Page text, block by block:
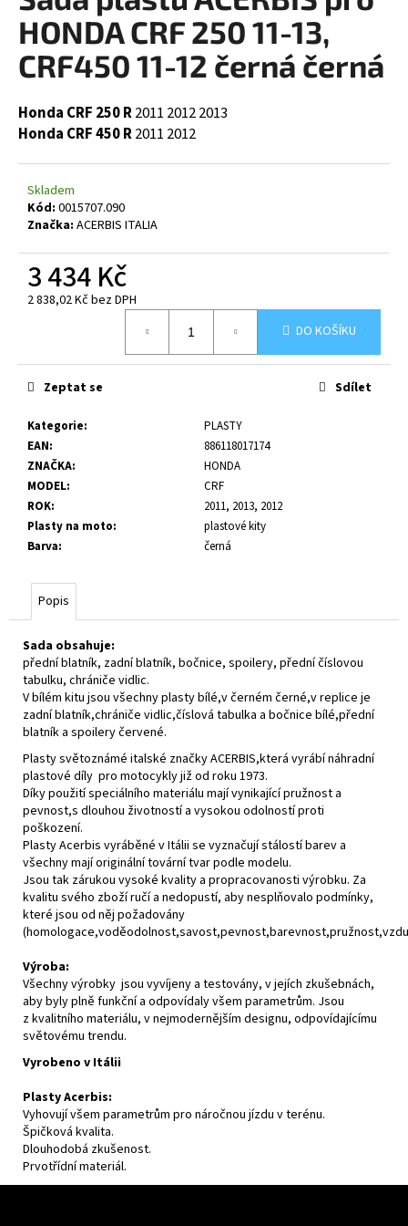
0,0
5
hvězdiček.
HONDA CRF 250 11-13,
CRF450 11-12 černá černá
Honda CRF 250 R2011 20122013
Honda CRF 450 R2011 2012
Skladem
Kód: 0015707.090
Značka: ACERBIS ITALIA
3 434 Kč
2 838,02 Kč bez DPH
DO KOŠÍKU
Kategorie:
PLASTY
EAN:
886118017174
ZNAČKA:
HONDA
MODEL:
CRF
ROK:
2011, 2013, 2012
Plasty na moto:
plastové kity
Barva: černá
Zeptat se Sdílet
Popis
Sada obsahuje:
přední blatník, zadní blatník, bočnice, spoilery, přední číslovou
tabulku, chrániče vidlic.
V bílém kitu jsou všechny plasty bílé,v černém černé,v replice je
zadní blatník,chrániče vidlic,číslová tabulka a bočnice bílé,přední
blatník a spoilery červené.
Plasty světoznámé italské značky ACERBIS,která vyrábí náhradní
plastové díly pro motocykly již od roku 1973.
Díky použití speciálního materiálu mají vynikající pružnost a
pevnost,s dlouhou životností a vysokou odolností proti
poškození.
Plasty Acerbis vyráběné v Itálii se vyznačují stálostí barev a
všechny mají originální tovární tvar podle modelu.
Jsou tak zárukou vysoké kvality a propracovanosti výrobku. Za
kvalitu svého zboží ručí a nedopustí, aby nesplňovalo podmínky,
které jsou od něj požadovány
Výroba:
Všechny výrobky jsou vyvíjeny a testovány, v jejích zkušebnách,
aby byly plně funkční a odpovídaly všem parametrům. Jsou
z kvalitního materiálu, v nejmodernějším designu, odpovídajícímu
světovému trendu.
Vyrobeno v Itálii
Plasty Acerbis:
Vyhovují všem parametrům pro náročnou jízdu v terénu.
Špičková kvalita.
Dlouhodobá zkušenost.
Prvotřídní materiál.
a
j
í
?
HLEDAT
D
o
r
u
u
m